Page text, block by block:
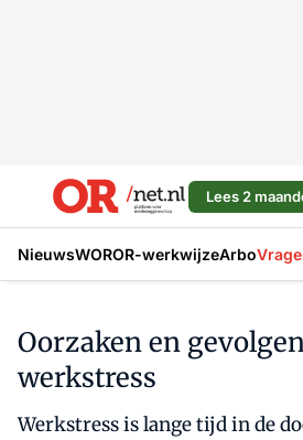
Lees 2
NieuwsWOROR-werkwijzeArbo
Oorzaken en
werkstress
Werkstress is lange tijd in de